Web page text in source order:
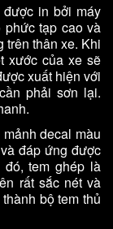
in bởi máy
phức tạp cao và
trên thân xe. Khi
xước của xe sẽ
xuất hiện với
phải sơn lại.
decal màu
đáp ứng được
đó, tem ghép là
rất sắc nét và
bộ tem thủ